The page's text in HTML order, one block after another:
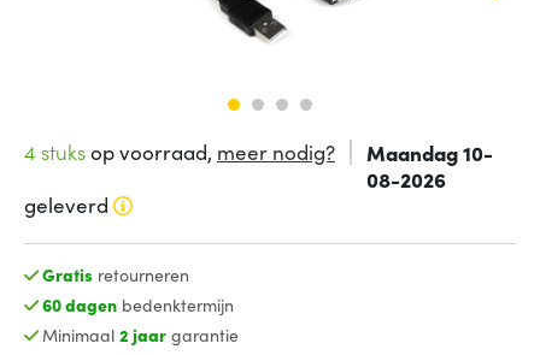
4 stuksop voorraad, meer nodig?
Maandag 10-
08-2026
geleverd
Gratis retourneren
60 dagenbedenktermijn
Minimaal 2 jaargarantie